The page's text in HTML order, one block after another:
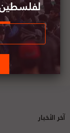
آخر الأخبار